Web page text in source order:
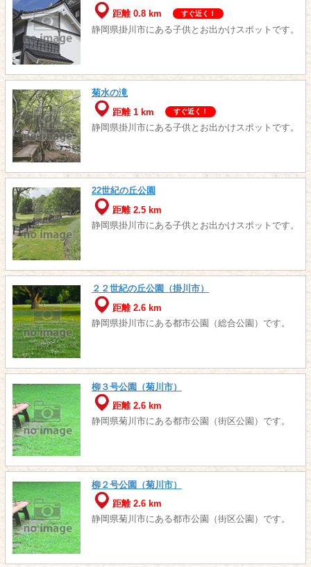
距離 0.8 km すぐ近く！
静岡県掛川市にある子供とお出かけスポットです。
菊水の滝
距離 1 km
すぐ近く！
静岡県掛川市にある子供とお出かけスポットです。
22世紀の丘公園
距離 2.5 km
静岡県掛川市にある子供とお出かけスポットです。
２２世紀の丘公園（掛川市）
距離 2.6 km
静岡県掛川市にある都市公園（総合公園）です。
柳３号公園（菊川市）
距離 2.6 km
静岡県菊川市にある都市公園（街区公園）です。
柳２号公園（菊川市）
距離 2.6 km
静岡県菊川市にある都市公園（街区公園）です。